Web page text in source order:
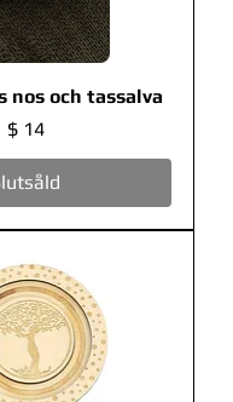
nos och tassalva
Pris
$ 14